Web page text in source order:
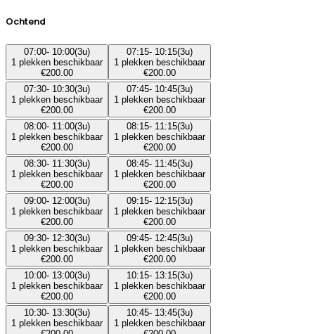
Ochtend
07:00- 10:00(3u)
1 plekken beschikbaar
€200.00
07:15- 10:15(3u)
1 plekken beschikbaar
€200.00
07:30- 10:30(3u)
1 plekken beschikbaar
€200.00
07:45- 10:45(3u)
1 plekken beschikbaar
€200.00
08:00- 11:00(3u)
1 plekken beschikbaar
€200.00
08:15- 11:15(3u)
1 plekken beschikbaar
€200.00
08:30- 11:30(3u)
1 plekken beschikbaar
€200.00
08:45- 11:45(3u)
1 plekken beschikbaar
€200.00
09:00- 12:00(3u)
1 plekken beschikbaar
€200.00
09:15- 12:15(3u)
1 plekken beschikbaar
€200.00
09:30- 12:30(3u)
1 plekken beschikbaar
€200.00
09:45- 12:45(3u)
1 plekken beschikbaar
€200.00
10:00- 13:00(3u)
1 plekken beschikbaar
€200.00
10:15- 13:15(3u)
1 plekken beschikbaar
€200.00
10:30- 13:30(3u)
1 plekken beschikbaar
10:45- 13:45(3u)
1 plekken beschikbaar